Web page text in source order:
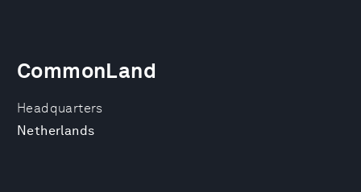
Headquarters
Netherlands
CommonLand